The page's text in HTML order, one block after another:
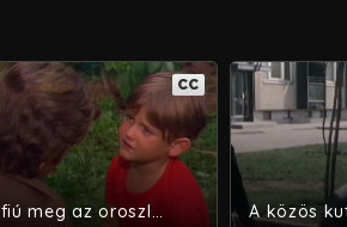
CC
A kisfiú meg az oroszlánok A közös